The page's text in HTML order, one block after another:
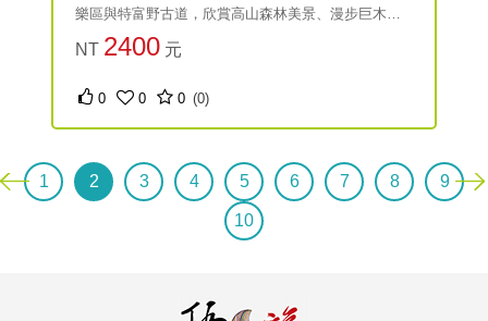
樂區與特富野古道，欣賞高山森林美景、漫步巨木步
道，感受自然生態與原始林魅力。
NT 2400 元
0 0 0 (0)
1 2 3 4 5 6 7 8 9
10